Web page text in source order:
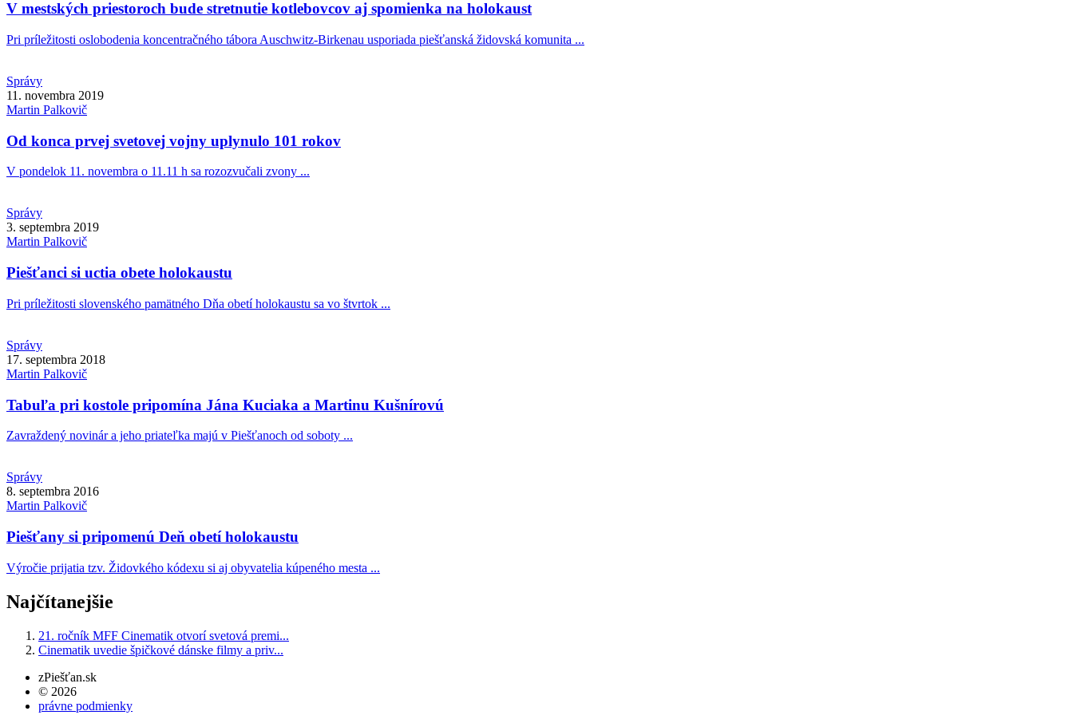
V mestských priestoroch bude stretnutie kotlebovcov aj spomienka na holokaust
Pri príležitosti oslobodenia koncentračného tábora Auschwitz-Birkenau usporiada piešťanská židovská komunita ...
Správy
11. novembra 2019
Martin Palkovič
Od konca prvej svetovej vojny uplynulo 101 rokov
V pondelok 11. novembra o 11.11 h sa rozozvučali zvony ...
Správy
3. septembra 2019
Martin Palkovič
Piešťanci si uctia obete holokaustu
Pri príležitosti slovenského pamätného Dňa obetí holokaustu sa vo štvrtok ...
Správy
17. septembra 2018
Martin Palkovič
Tabuľa pri kostole pripomína Jána Kuciaka a Martinu Kušnírovú
Zavraždený novinár a jeho priateľka majú v Piešťanoch od soboty ...
Správy
8. septembra 2016
Martin Palkovič
Piešťany si pripomenú Deň obetí holokaustu
Výročie prijatia tzv. Židovkého kódexu si aj obyvatelia kúpeného mesta ...
Najčítanejšie
21. ročník MFF Cinematik otvorí svetová premi...
Cinematik uvedie špičkové dánske filmy a priv...
zPiešťan.sk
© 2026
právne podmienky